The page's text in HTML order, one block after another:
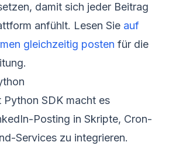
damit sich jeder Beitrag
anfühlt. Lesen Sie auf
gleichzeitig posten für die
SDK macht es
Posting in Skripte, Cron-
Services zu integrieren.